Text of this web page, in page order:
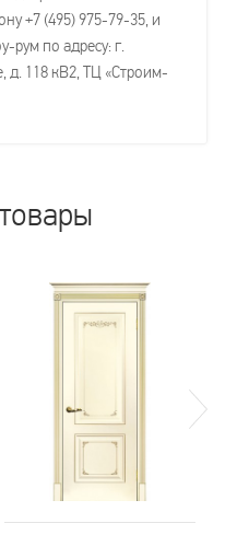
+7 (495) 975-79-35, и
по адресу: г.
118 кВ2, ТЦ «Строим-